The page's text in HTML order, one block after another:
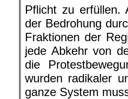
Pflicht zu erfüllen.
der Bedrohung
Fraktionen der
jede Abkehr von
die
wurden radikaler
ganze System